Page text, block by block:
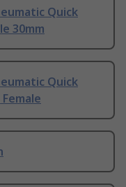
Quick
30mm
Quick